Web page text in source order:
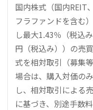
国内株式（国内REIT
フラファンドを含む
し最大1.43％（税込
円（税込み））の売
式を相対取引（募集
場合は、購入対価の
し、相対取引による
に基づき、別途手数